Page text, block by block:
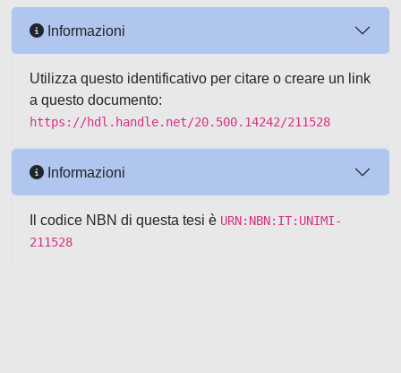
Informazioni
Utilizza questo identificativo per citare o creare un link
a questo documento:
https://hdl.handle.net/20.500.14242/211528
Informazioni
Il codice NBN di questa tesi è URN:NBN:IT:UNIMI-
211528